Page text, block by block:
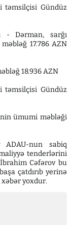
təmsilçisi Gündüz
- Dərman, sarğı
17.786 AZN
18.936 AZN
təmsilçisi Gündüz
ümumi məbləği
nun sabiq
tenderlərini
Cəfərov bu
çatdırıb yerinə
yoxdur.